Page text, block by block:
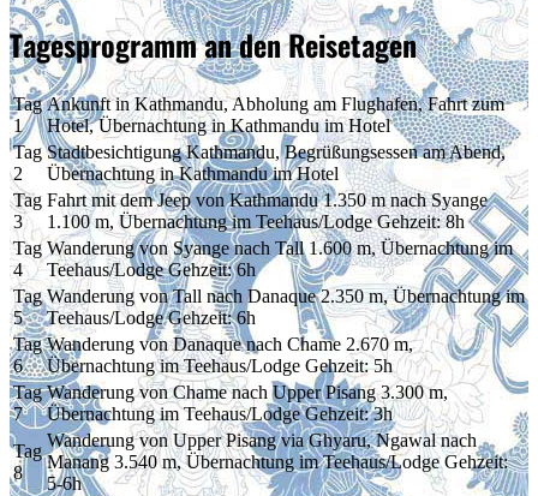
Tagesprogramm an den Reisetagen
Tag
1
Ankunft in Kathmandu, Abholung am Flughafen, Fahrt zum
Hotel, Übernachtung in Kathmandu im Hotel
Tag
2
Stadtbesichtigung Kathmandu, Begrüßungsessen am Abend,
Übernachtung in Kathmandu im Hotel
Tag
3
Fahrt mit dem Jeep von Kathmandu 1.350 m nach Syange
1.100 m, Übernachtung im Teehaus/Lodge Gehzeit: 8h
Tag
4
Wanderung von Syange nach Tall 1.600 m, Übernachtung im
Teehaus/Lodge Gehzeit: 6h
Tag
5
Wanderung von Tall nach Danaque 2.350 m, Übernachtung im
Teehaus/Lodge Gehzeit: 6h
Tag
6
Wanderung von Danaque nach Chame 2.670 m,
Übernachtung im Teehaus/Lodge Gehzeit: 5h
Tag
7
Wanderung von Chame nach Upper Pisang 3.300 m,
Übernachtung im Teehaus/Lodge Gehzeit: 3h
Tag
8
Wanderung von Upper Pisang via Ghyaru, Ngawal nach
Manang 3.540 m, Übernachtung im Teehaus/Lodge Gehzeit:
5-6h